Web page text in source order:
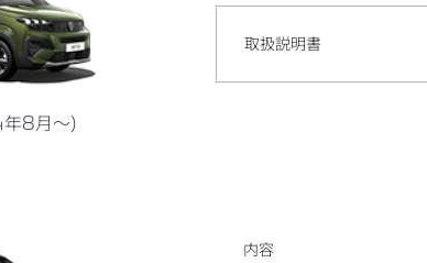
8月～)
取扱説明書
内容